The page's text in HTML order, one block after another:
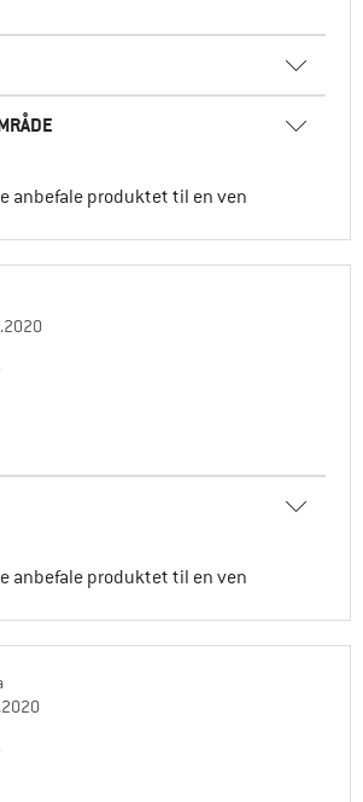
anbefale produktet til en ven
anbefale produktet til en ven